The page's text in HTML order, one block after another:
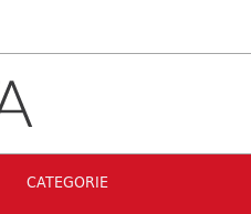
CATEGORIE